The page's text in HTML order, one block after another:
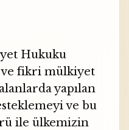
Hukuku
fikri mülkiyet
yapılan
ve bu
ile ülkemizin